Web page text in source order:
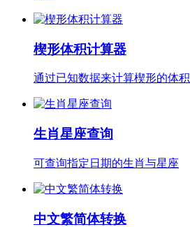
楔形体积计算器
通过已知数据来计算楔形的体积
生肖星座查询
可查询指定日期的生肖与星座
中文繁简体转换